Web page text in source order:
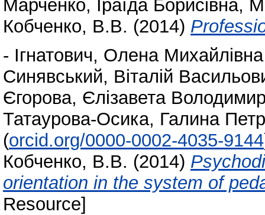
Марченко, Іраїда Борисівна,
Кобченко, В.В. (2014)
- Ігнатович, Олена Михайлівна
Синявський, Віталій
Єгорова, Єлізавета
Татаурова-Осика, Галина
(orcid.org/0000-0002-4035-9144
Кобченко, В.В. (2014)
orientation in the system of
Resource]